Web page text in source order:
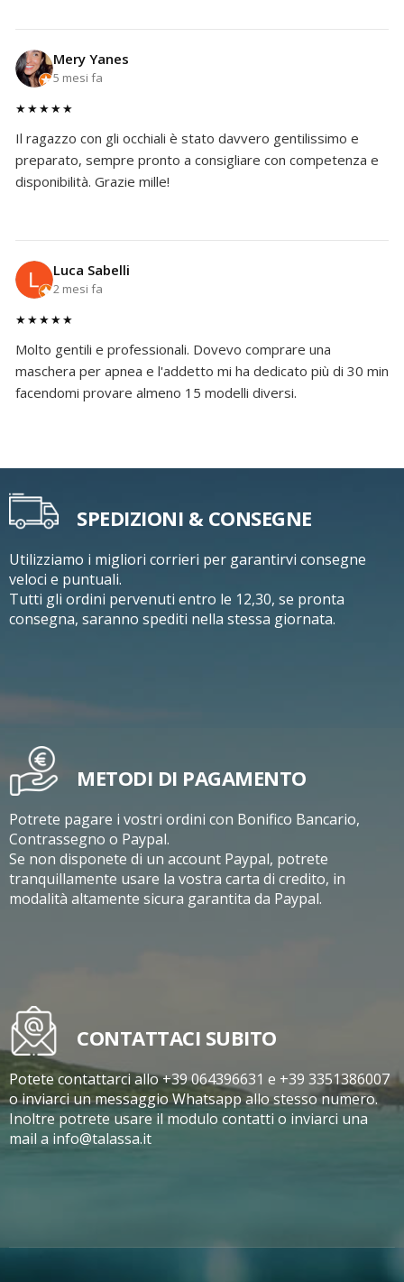
Mery Yanes
5 mesi fa
★★★★★
Il ragazzo con gli occhiali è stato davvero gentilissimo e
preparato, sempre pronto a consigliare con competenza e
disponibilità. Grazie mille!
Luca Sabelli
2 mesi fa
★★★★★
Molto gentili e professionali. Dovevo comprare una
maschera per apnea e l'addetto mi ha dedicato più di 30 min
facendomi provare almeno 15 modelli diversi.
SPEDIZIONI & CONSEGNE
Utilizziamo i migliori corrieri per garantirvi consegne
veloci e puntuali.
Tutti gli ordini pervenuti entro le 12,30, se pronta
consegna, saranno spediti nella stessa giornata.
METODI DI PAGAMENTO
Potrete pagare i vostri ordini con Bonifico Bancario,
Contrassegno o Paypal.
Se non disponete di un account Paypal, potrete
tranquillamente usare la vostra carta di credito, in
modalità altamente sicura garantita da Paypal.
CONTATTACI SUBITO
Potete contattarci allo +39 064396631 e +39 3351386007
o inviarci un messaggio Whatsapp allo stesso numero.
Inoltre potrete usare il modulo contatti o inviarci una
mail a info@talassa.it